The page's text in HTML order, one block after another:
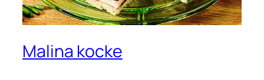
Malina kocke